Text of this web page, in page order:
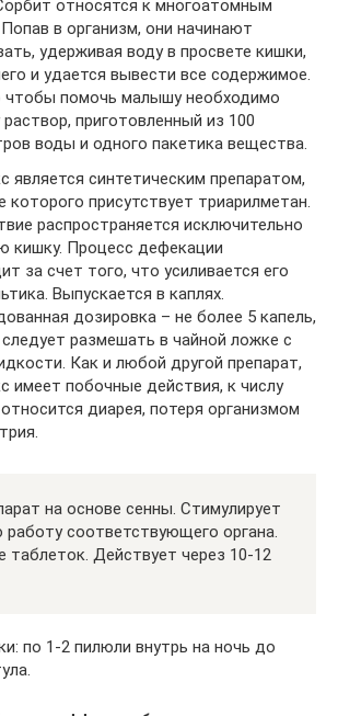
относятся к многоатомным
в организм, они начинают
удерживая воду в просвете кишки,
и удается вывести все содержимое.
чтобы помочь малышу необходимо
приготовленный из 100
воды и одного пакетика вещества.
является синтетическим препаратом,
которого присутствует триарилметан.
распространяется исключительно
кишку. Процесс дефекации
за счет того, что усиливается его
Выпускается в каплях.
дозировка – не более 5 капель,
размешать в чайной ложке с
Как и любой другой препарат,
имеет побочные действия, к числу
диарея, потеря организмом
на основе сенны. Стимулирует
работу соответствующего органа.
таблеток. Действует через 10-12
по 1-2 пилюли внутрь на ночь до